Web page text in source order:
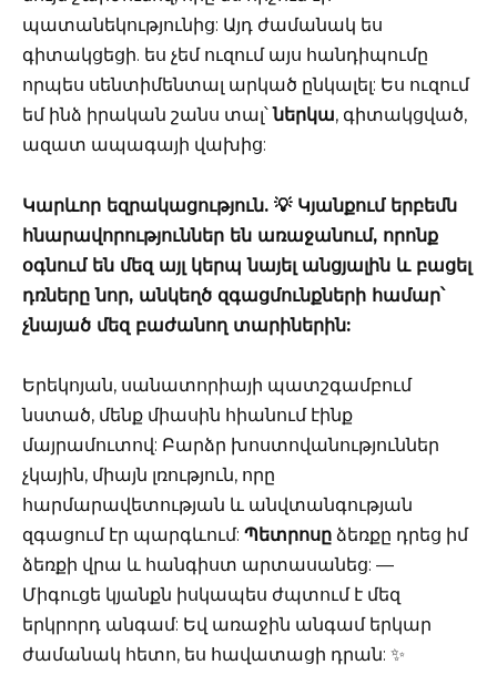
պատանեկությունից: Այդ ժամանակ ես
գիտակցեցի. ես չեմ ուզում այս հանդիպումը
որպես սենտիմենտալ արկած ընկալել: Ես ուզում
եմ ինձ իրական շանս տալ՝ներկա, գիտակցված,
ազատ ապագայի վախից:
Կարևոր եզրակացություն. 💡 Կյանքում երբեմն
հնարավորություններ են առաջանում, որոնք
օգնում են մեզ այլ կերպ նայել անցյալին և բացել
դռները նոր, անկեղծ զգացմունքների համար՝
չնայած մեզ բաժանող տարիներին:
Երեկոյան, սանատորիայի պատշգամբում
նստած, մենք միասին հիանում էինք
մայրամուտով: Բարձր խոստովանություններ
չկային, միայն լռություն, որը
հարմարավետության և անվտանգության
զգացում էր պարգևում: Պետրոսը ձեռքը դրեց իմ
ձեռքի վրա և հանգիստ արտասանեց: —
Միգուցե կյանքն իսկապես ժպտում է մեզ
երկրորդ անգամ: Եվ առաջին անգամ երկար
ժամանակ հետո, ես հավատացի դրան: ✨